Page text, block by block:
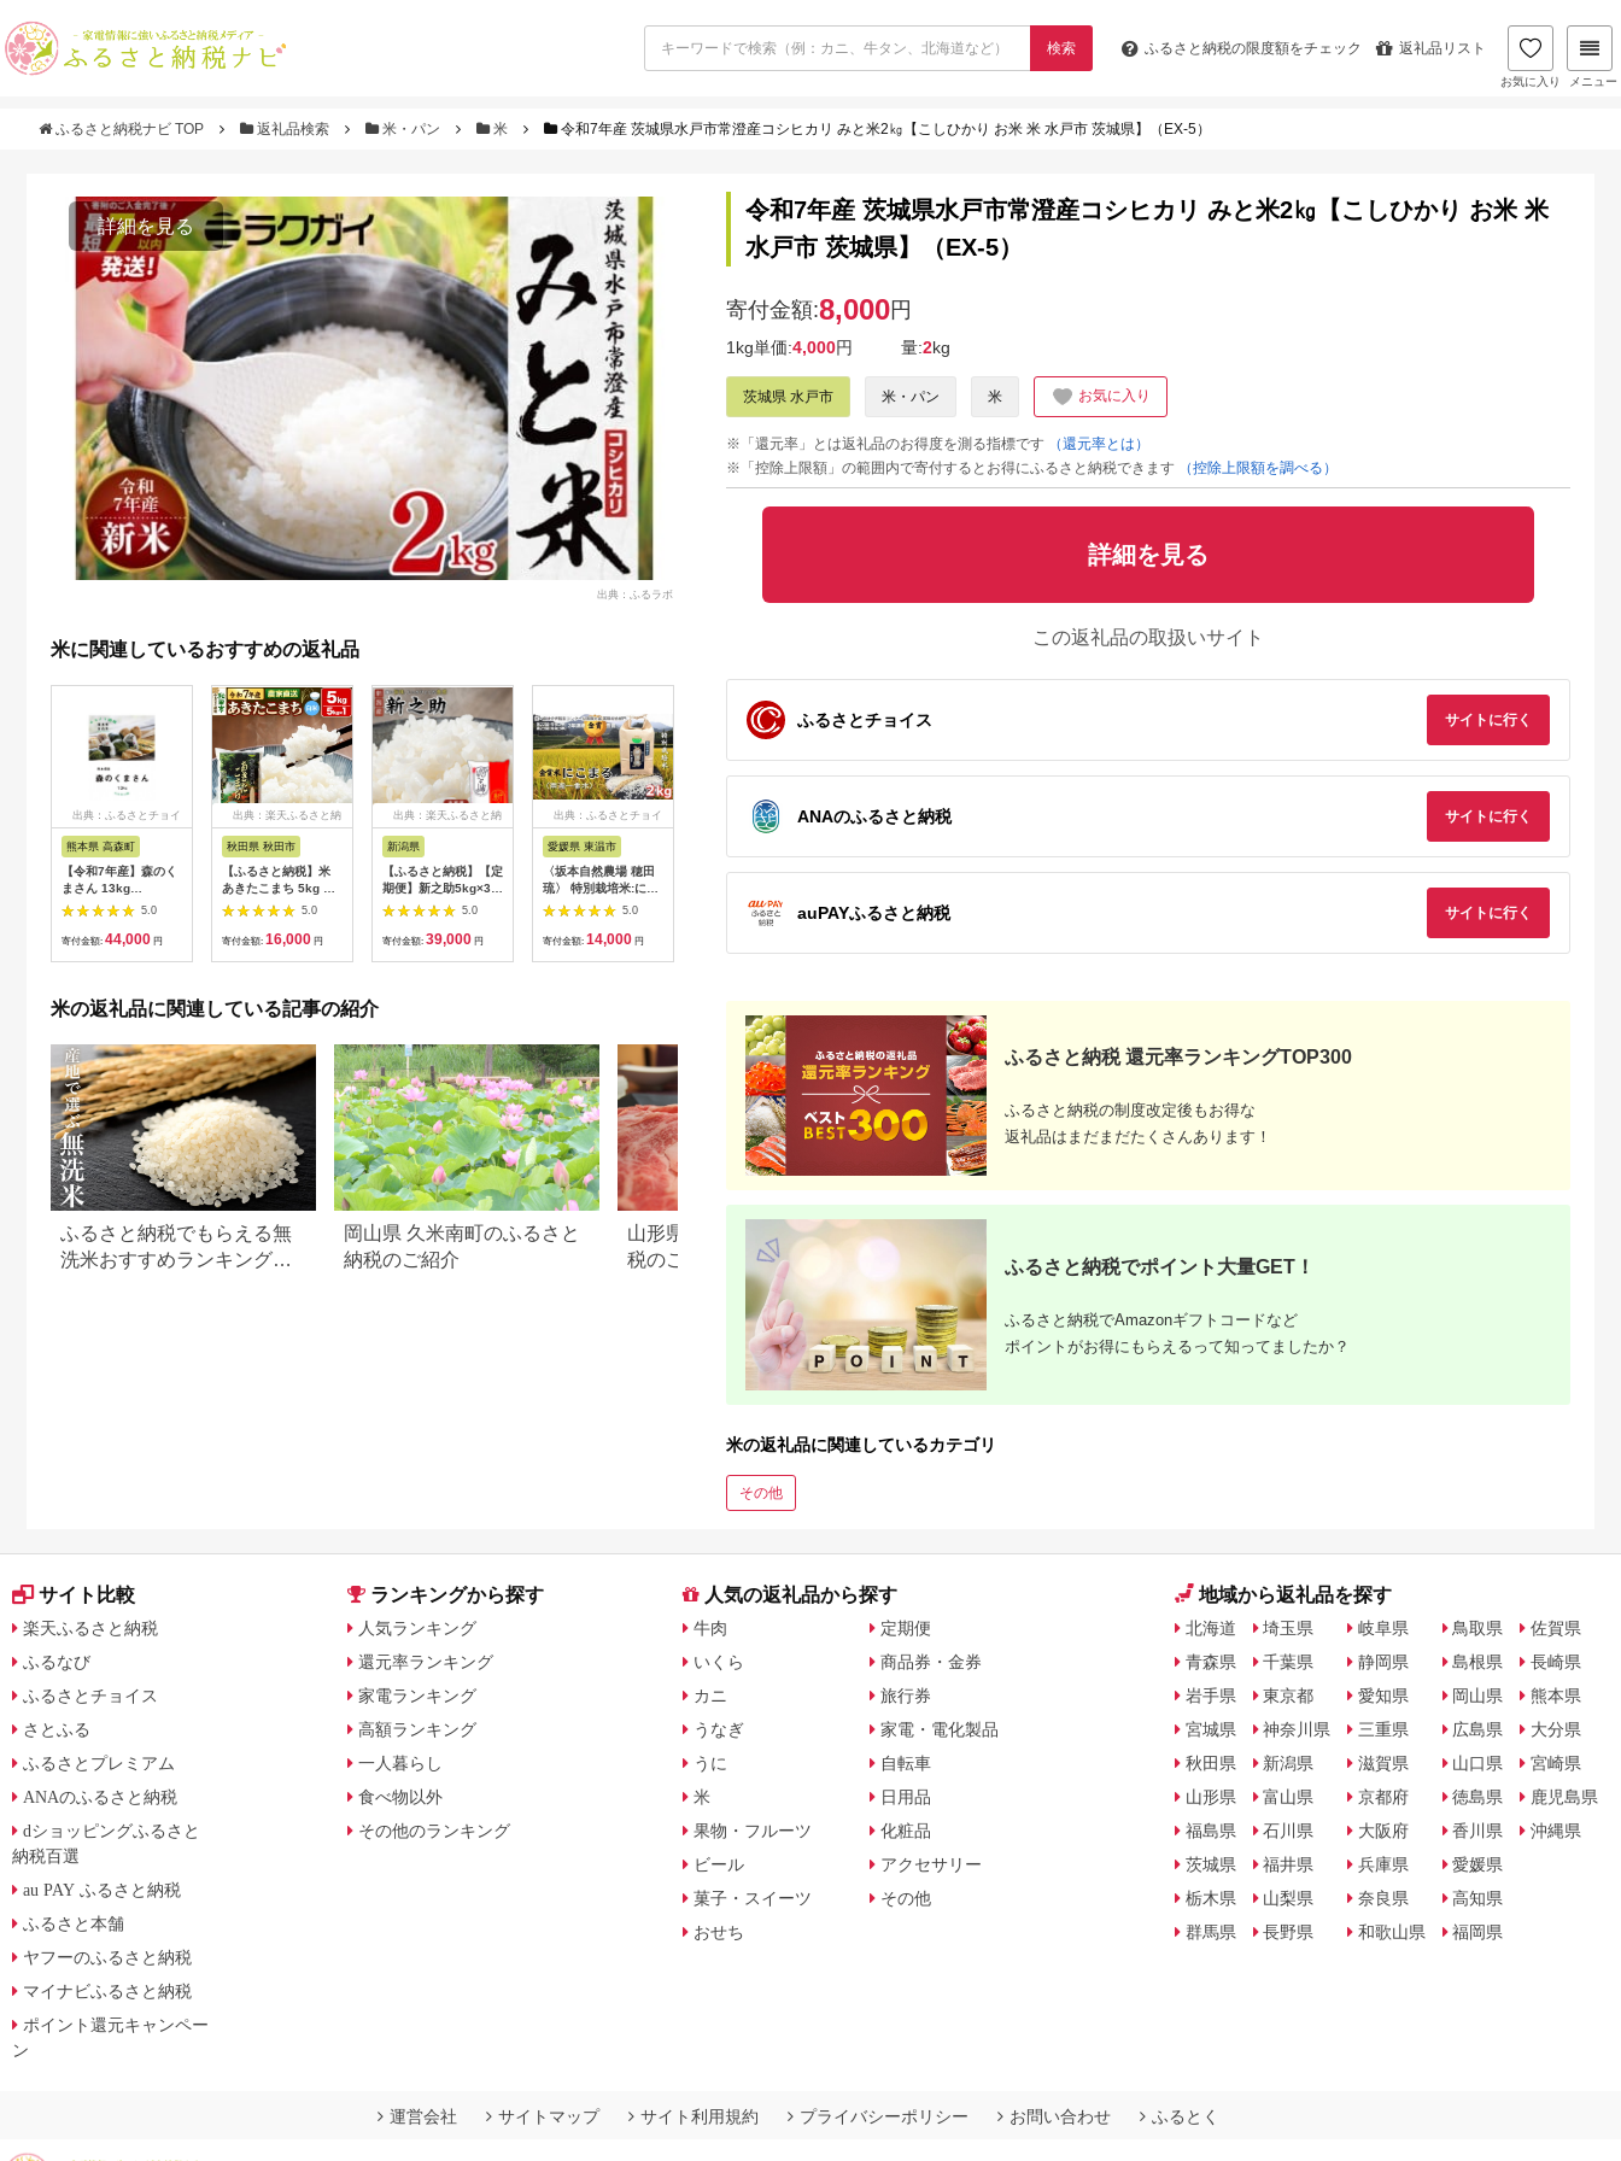
検索 ふるさと納税の限度額をチェック 返礼品リスト
お気に入り メニュー
ふるさと納税ナビ TOP 返礼品検索 米・パン 米 令和7年産 茨城県水戸市常澄産コシヒカリ みと米2㎏【こしひかり お米 米 水戸市 茨城県】（EX-5）
詳細を見る
出典：ふるラボ
米に関連しているおすすめの返礼品
出典：ふるさとチョイ
熊本県 高森町
【令和7年産】森のく
まさん 13kg
(6.5kg×2袋) 【2025
年10月上旬より順次
発送開始】 ブレンド
5.0
寄付金額: 44,000 円
出典：楽天ふるさと納
秋田県 秋田市
【ふるさと納税】米
あきたこまち 5kg 令
和7年産 白米 田口商
店 農家直送 秋田県産
[米 あきたこまち 白米
5.0
寄付金額: 16,000 円
出典：楽天ふるさと納
新潟県
【ふるさと納税】【定
期便】新之助5kg×3ヶ
月連続お届け 米 お
米 新潟 新潟県 | お
米 こめ 白米 食品 人
5.0
寄付金額: 39,000 円
出典：ふるさとチョイ
愛媛県 東温市
〈坂本自然農場 穂田
琉〉 特別栽培米:にこ
まる 精米2kg ご飯 お
弁当 おにぎり 冷めて
も美味しい 愛媛県産
5.0
寄付金額: 14,000 円
出典：ふるさとチョイ
銀河のしずく 10kg
回 3ヶ月 連続 お届け
盛岡市産 いわて米 ブ
お米 こめ コメ ライス
直送 盛岡 佐々木米穀
出典：楽天ふるさと納
【ふるさと納税】無洗
りか 10kg
5.0
【令和7年産】南魚沼
番人気 高品質精米 雪
【令和7年産】【定期
ンド米 精米 こしひか
出典：楽天ふるさと納
【ふるさと納税】【先
行予約】【令和8年
産】 《定期便12回》
特別栽培米 コシヒカ
リ 5kg × 12回 （計
60kg） 無洗米 低農薬
120,000円
《令和8年産 新米先行
受付》秋田県産 あき
たこまち
10kg(10kg×1袋) 【
米】【選べる配送時
期】 [新米 あきたこ
寄付金額:26,000
米の返礼品に関連している記事の紹介
ふるさと納税でもらえる無
洗米おすすめランキング
岡山県 久米南町のふるさと
納税のご紹介
山形県 米沢市のふるさと納
税のご紹介
令和7年産 茨城県水戸市常澄産コシヒカリ みと米2㎏【こしひかり お米 米
水戸市 茨城県】（EX-5）
寄付金額:8,000円
1kg単価:4,000円 量:2kg
茨城県 水戸市 米・パン 米 お気に入り
※「還元率」とは返礼品のお得度を測る指標です
（還元率とは）
※「控除上限額」の範囲内で寄付するとお得にふるさと納税できます
（控除上限額を調べる）
詳細を見る
この返礼品の取扱いサイト
ふるさとチョイス サイトに行く
ANAのふるさと納税 サイトに行く
auPAYふるさと納税 サイトに行く
ふるさと納税 還元率ランキングTOP300
ふるさと納税の制度改定後もお得な
返礼品はまだまだたくさんあります！
ふるさと納税でポイント大量GET！
ふるさと納税でAmazonギフトコードなど
ポイントがお得にもらえるって知ってましたか？
米の返礼品に関連しているカテゴリ
その他
サイト比較
楽天ふるさと納税
ふるなび
ふるさとチョイス
さとふる
ふるさとプレミアム
ANAのふるさと納税
dショッピングふるさと
納税百選
au PAY ふるさと納税
ふるさと本舗
ヤフーのふるさと納税
マイナビふるさと納税
ポイント還元キャンペー
ン
ランキングから探す
人気ランキング
還元率ランキング
家電ランキング
高額ランキング
一人暮らし
食べ物以外
その他のランキング
人気の返礼品から探す
牛肉
いくら
カニ
うなぎ
うに
米
果物・フルーツ
ビール
菓子・スイーツ
おせち
定期便
商品券・金券
旅行券
家電・電化製品
自転車
日用品
化粧品
アクセサリー
その他
地域から返礼品を探す
北海道
青森県
岩手県
宮城県
秋田県
山形県
福島県
茨城県
栃木県
群馬県
埼玉県
千葉県
東京都
神奈川県
新潟県
富山県
石川県
福井県
山梨県
長野県
岐阜県
静岡県
愛知県
三重県
滋賀県
京都府
大阪府
兵庫県
奈良県
和歌山県
鳥取県
島根県
岡山県
広島県
山口県
徳島県
香川県
愛媛県
高知県
福岡県
佐賀県
長崎県
熊本県
大分県
宮崎県
鹿児島県
沖縄県
運営会社 サイトマップ サイト利用規約 プライバシーポリシー お問い合わせ ふるとく